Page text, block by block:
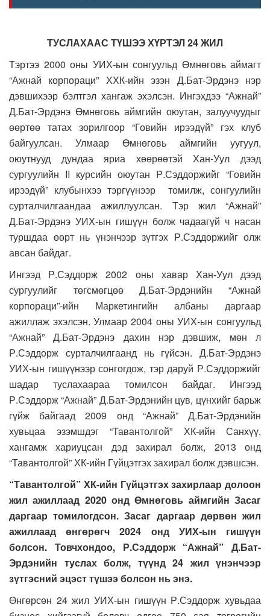
ТУСЛАХААС ТҮШЭЭ ХҮРТЭЛ 24 ЖИЛ
Тэртээ 2000 оны УИХ-ын сонгуульд Өмнөговь аймагт
“Ажнай корпораци” ХХК-ийн эзэн Д.Бат-Эрдэнэ нэр
дэвшихээр бэлтгэл хангаж эхэлсэн. Ингэхдээ “Ажнай”
Д.Бат-Эрдэнэ Өмнөговь аймгийн оюутан, залуучуудыг
өөртөө татах зорилгоор “Говийн ирээдүй” гэх клуб
байгуулсан. Улмаар Өмнөговь аймгийн уугуул,
оюутнууд дундаа яриа хөөрөөтэй Хан-Уул дээд
сургуулийн II курсийн оюутан Р.Сэддоржийг “Говийн
ирээдүй” клубынхээ тэргүүнээр томилж, сонгуулийн
сурталчилгаандаа ажиллуулсан. Тэр жил “Ажнай”
Д.Бат-Эрдэнэ УИХ-ын гишүүн болж чадаагүй ч насан
туршдаа өөрт нь үнэнчээр зүтгэх Р.Сэддоржийг олж
авсан байдаг.
Ингээд Р.Сэддорж 2002 оны хавар Хан-Уул дээд
сургуулийг төгсмөгцөө Д.Бат-Эрдэнийн “Ажнай
корпораци”-ийн Маркетингийн албаны даргаар
ажиллаж эхэлсэн. Улмаар 2004 оны УИХ-ын сонгуульд
“Ажнай” Д.Бат-Эрдэнэ дахин нэр дэвшиж, мөн л
Р.Сэддорж сурталчилгаанд нь гүйсэн. Д.Бат-Эрдэнэ
УИХ-ын гишүүнээр сонгогдож, тэр даруй Р.Сэддоржийг
шадар туслахаараа томилсон байдаг. Ингээд
Р.Сэддорж “Ажнай” Д.Бат-Эрдэнийн цув, цүнхийг барьж
гүйж байгаад 2009 онд “Ажнай” Д.Бат-Эрдэнийн
хувьцаа эзэмшдэг “Тавантолгой” ХК-ийн Санхүү,
хангамж хариуцсан дэд захирал болж, 2013 онд
“Тавантолгой” ХК-ийн Гүйцэтгэх захирал болж дэвшсэн.
“Тавантолгой” ХК-ийн Гүйцэтгэх захирлаар долоон
жил ажиллаад 2020 онд Өмнөговь аймгийн Засаг
даргаар томилогдсон. Засаг даргаар дөрвөн жил
ажиллаад өнгөрөгч 2024 онд УИХ-ын гишүүн
болсон. Товчхондоо, Р.Сэддорж “Ажнай” Д.Бат-
Эрдэнийн туслах болж, түүнд 24 жил үнэнчээр
зүтгэсний эцэст түшээ болсон нь энэ.
Өнгөрсөн 24 жил УИХ-ын гишүүн Р.Сэддорж хувьдаа